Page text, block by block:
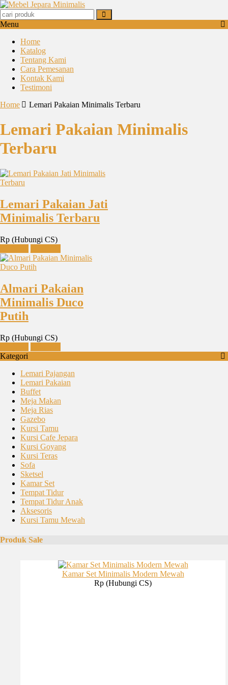
Menu
Home
Katalog
Tentang Kami
Cara Pemesanan
Kontak Kami
Testimoni
Home
Lemari Pakaian Minimalis Terbaru
Lemari Pakaian Minimalis
Terbaru
Lemari Pakaian Jati
Minimalis Terbaru
Rp (Hubungi CS)
Almari Pakaian
Minimalis Duco
Putih
Rp (Hubungi CS)
Kategori
Lemari Pajangan
Lemari Pakaian
Buffet
Meja Makan
Meja Rias
Gazebo
Kursi Tamu
Kursi Cafe Jepara
Kursi Goyang
Kursi Teras
Sofa
Sketsel
Kamar Set
Tempat Tidur
Tempat Tidur Anak
Aksesoris
Kursi Tamu Mewah
Produk Sale
Kamar Set Minimalis Modern Mewah
Rp (Hubungi CS)